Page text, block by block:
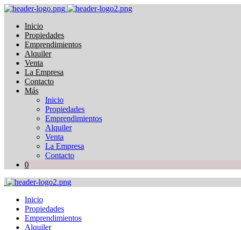
Inicio
Propiedades
Emprendimientos
Alquiler
Venta
La Empresa
Contacto
Más
Inicio
Propiedades
Emprendimientos
Alquiler
Venta
La Empresa
Contacto
0
Inicio
Propiedades
Emprendimientos
Alquiler